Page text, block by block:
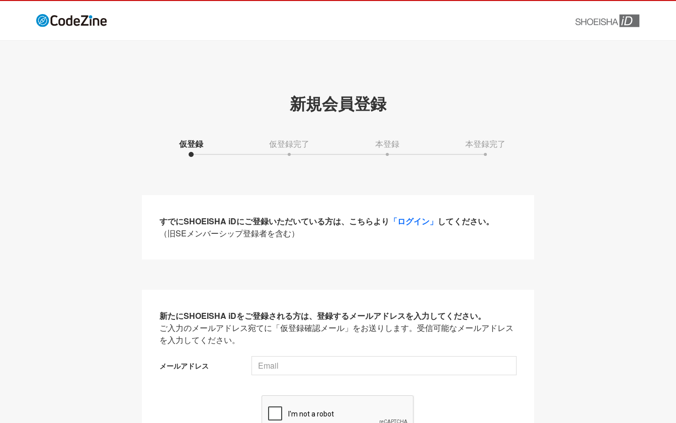
新規会員登録
仮登録 仮登録完了 本登録 本登録完了
すでにSHOEISHA iDにご登録いただいている方は、こちらより 「ログイン」 してください。
（旧SEメンバーシップ登録者を含む）
新たにSHOEISHA iDをご登録される方は、登録するメールアドレスを入力してください。
ご入力のメールアドレス宛てに「仮登録確認メール」をお送りします。受信可能なメールアドレス
を入力してください。
メールアドレス